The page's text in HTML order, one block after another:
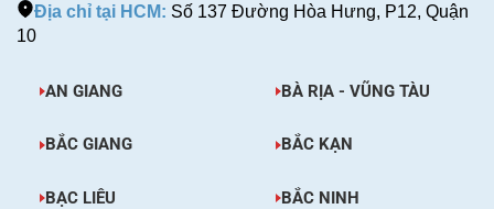
Địa chỉ tại HCM: Số 137 Đường Hòa Hưng, P12, Quận
10
AN GIANG BÀ RỊA - VŨNG TÀU
BẮC GIANG BẮC KẠN
BẠC LIÊU BẮC NINH